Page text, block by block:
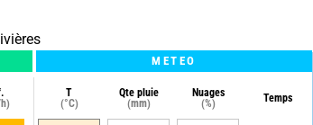
METEO
T
(°C)
Qte pluie
(mm)
Nuages
(%)
Temps